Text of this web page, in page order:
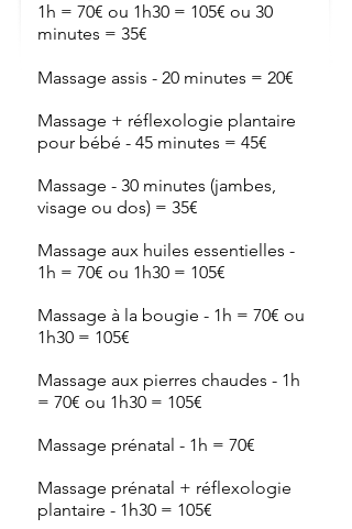
1h = 70€ ou 1h30 = 105€ ou 30
minutes = 35€
Massage assis - 20 minutes = 20€
Massage + réflexologie plantaire
pour bébé - 45 minutes = 45€
Massage - 30 minutes (jambes,
visage ou dos) = 35€
Massage aux huiles essentielles -
1h = 70€ ou 1h30 = 105€
Massage à la bougie - 1h = 70€ ou
1h30 = 105€
Massage aux pierres chaudes - 1h
= 70€ ou 1h30 = 105€
Massage prénatal - 1h = 70€
Massage prénatal + réflexologie
plantaire - 1h30 = 105€